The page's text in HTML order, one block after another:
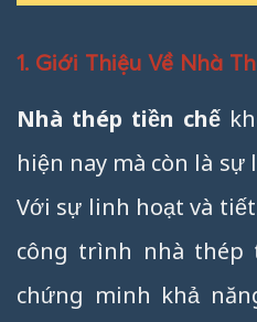
1. Giới Thiệu Về Nhà
Nhà thép tiền chế
hiện nay mà còn là
Với sự linh hoạt và
công trình nhà thép
chứng minh khả